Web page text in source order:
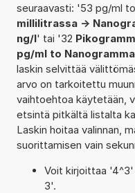
seuraavasti: '53 pg/ml
millilitrassa ->
ng/l' tai '32
pg/ml to
laskin selvittää
arvo on tarkoitettu
vaihtoehtoa käytetään,
etsintä pitkältä listalta
Laskin hoitaa valinnan,
suorittamisen vain
Voit kirjoittaa
3'.